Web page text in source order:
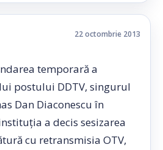
22 octombrie 2013
temporară a
postului DDTV, singurul
Dan Diaconescu în
a decis sesizarea
cu retransmisia OTV,